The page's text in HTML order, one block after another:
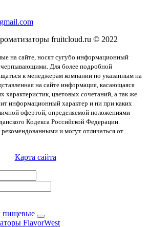
fruitcloud.ru © 2022
на сайте, носят сугубо информационный
Для более подробной
к менеджерам компании по указанным на
на сайте информация, касающаяся
характеристик, цветовых сочетаний, а так же
информационный характер и ни при каких
офертой, определяемой положениями
Кодекса Российской Федерации.
и могут отличаться от
Карта сайта
пищевые
FlavorWest